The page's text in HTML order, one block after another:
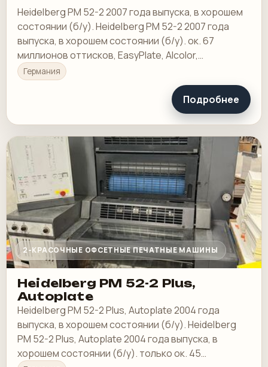
Heidelberg PM 52-2 2007 года выпуска, в хорошем
состоянии (б/у). Heidelberg PM 52-2 2007 года
выпуска, в хорошем состоянии (б/у). ок. 67
миллионов оттисков, EasyPlate, Alcolor,
циркуляция и охлаждение увлажняющего
раствора…
Германия
Подробнее
2-КРАСОЧНЫЕ ОФСЕТНЫЕ ПЕЧАТНЫЕ МАШИНЫ
Heidelberg PM 52-2 Plus,
Autoplate
Heidelberg PM 52-2 Plus, Autoplate 2004 года
выпуска, в хорошем состоянии (б/у). Heidelberg
PM 52-2 Plus, Autoplate 2004 года выпуска, в
хорошем состоянии (б/у). только ок. 45